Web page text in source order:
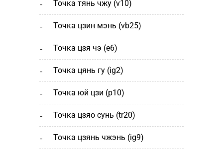
точка тянь чжу (v10)
точка цзин мэнь (vb25)
точка цзя чэ (е6)
точка цянь гу (ig2)
точка юй цзи (р10)
точка цзяо сунь (tr20)
точка цзянь чжэнь (ig9)